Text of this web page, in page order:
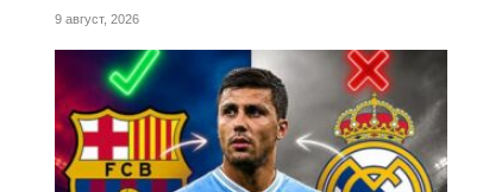
9 август, 2026